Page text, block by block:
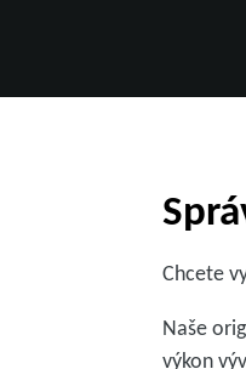
Chcete
Naše
výkon